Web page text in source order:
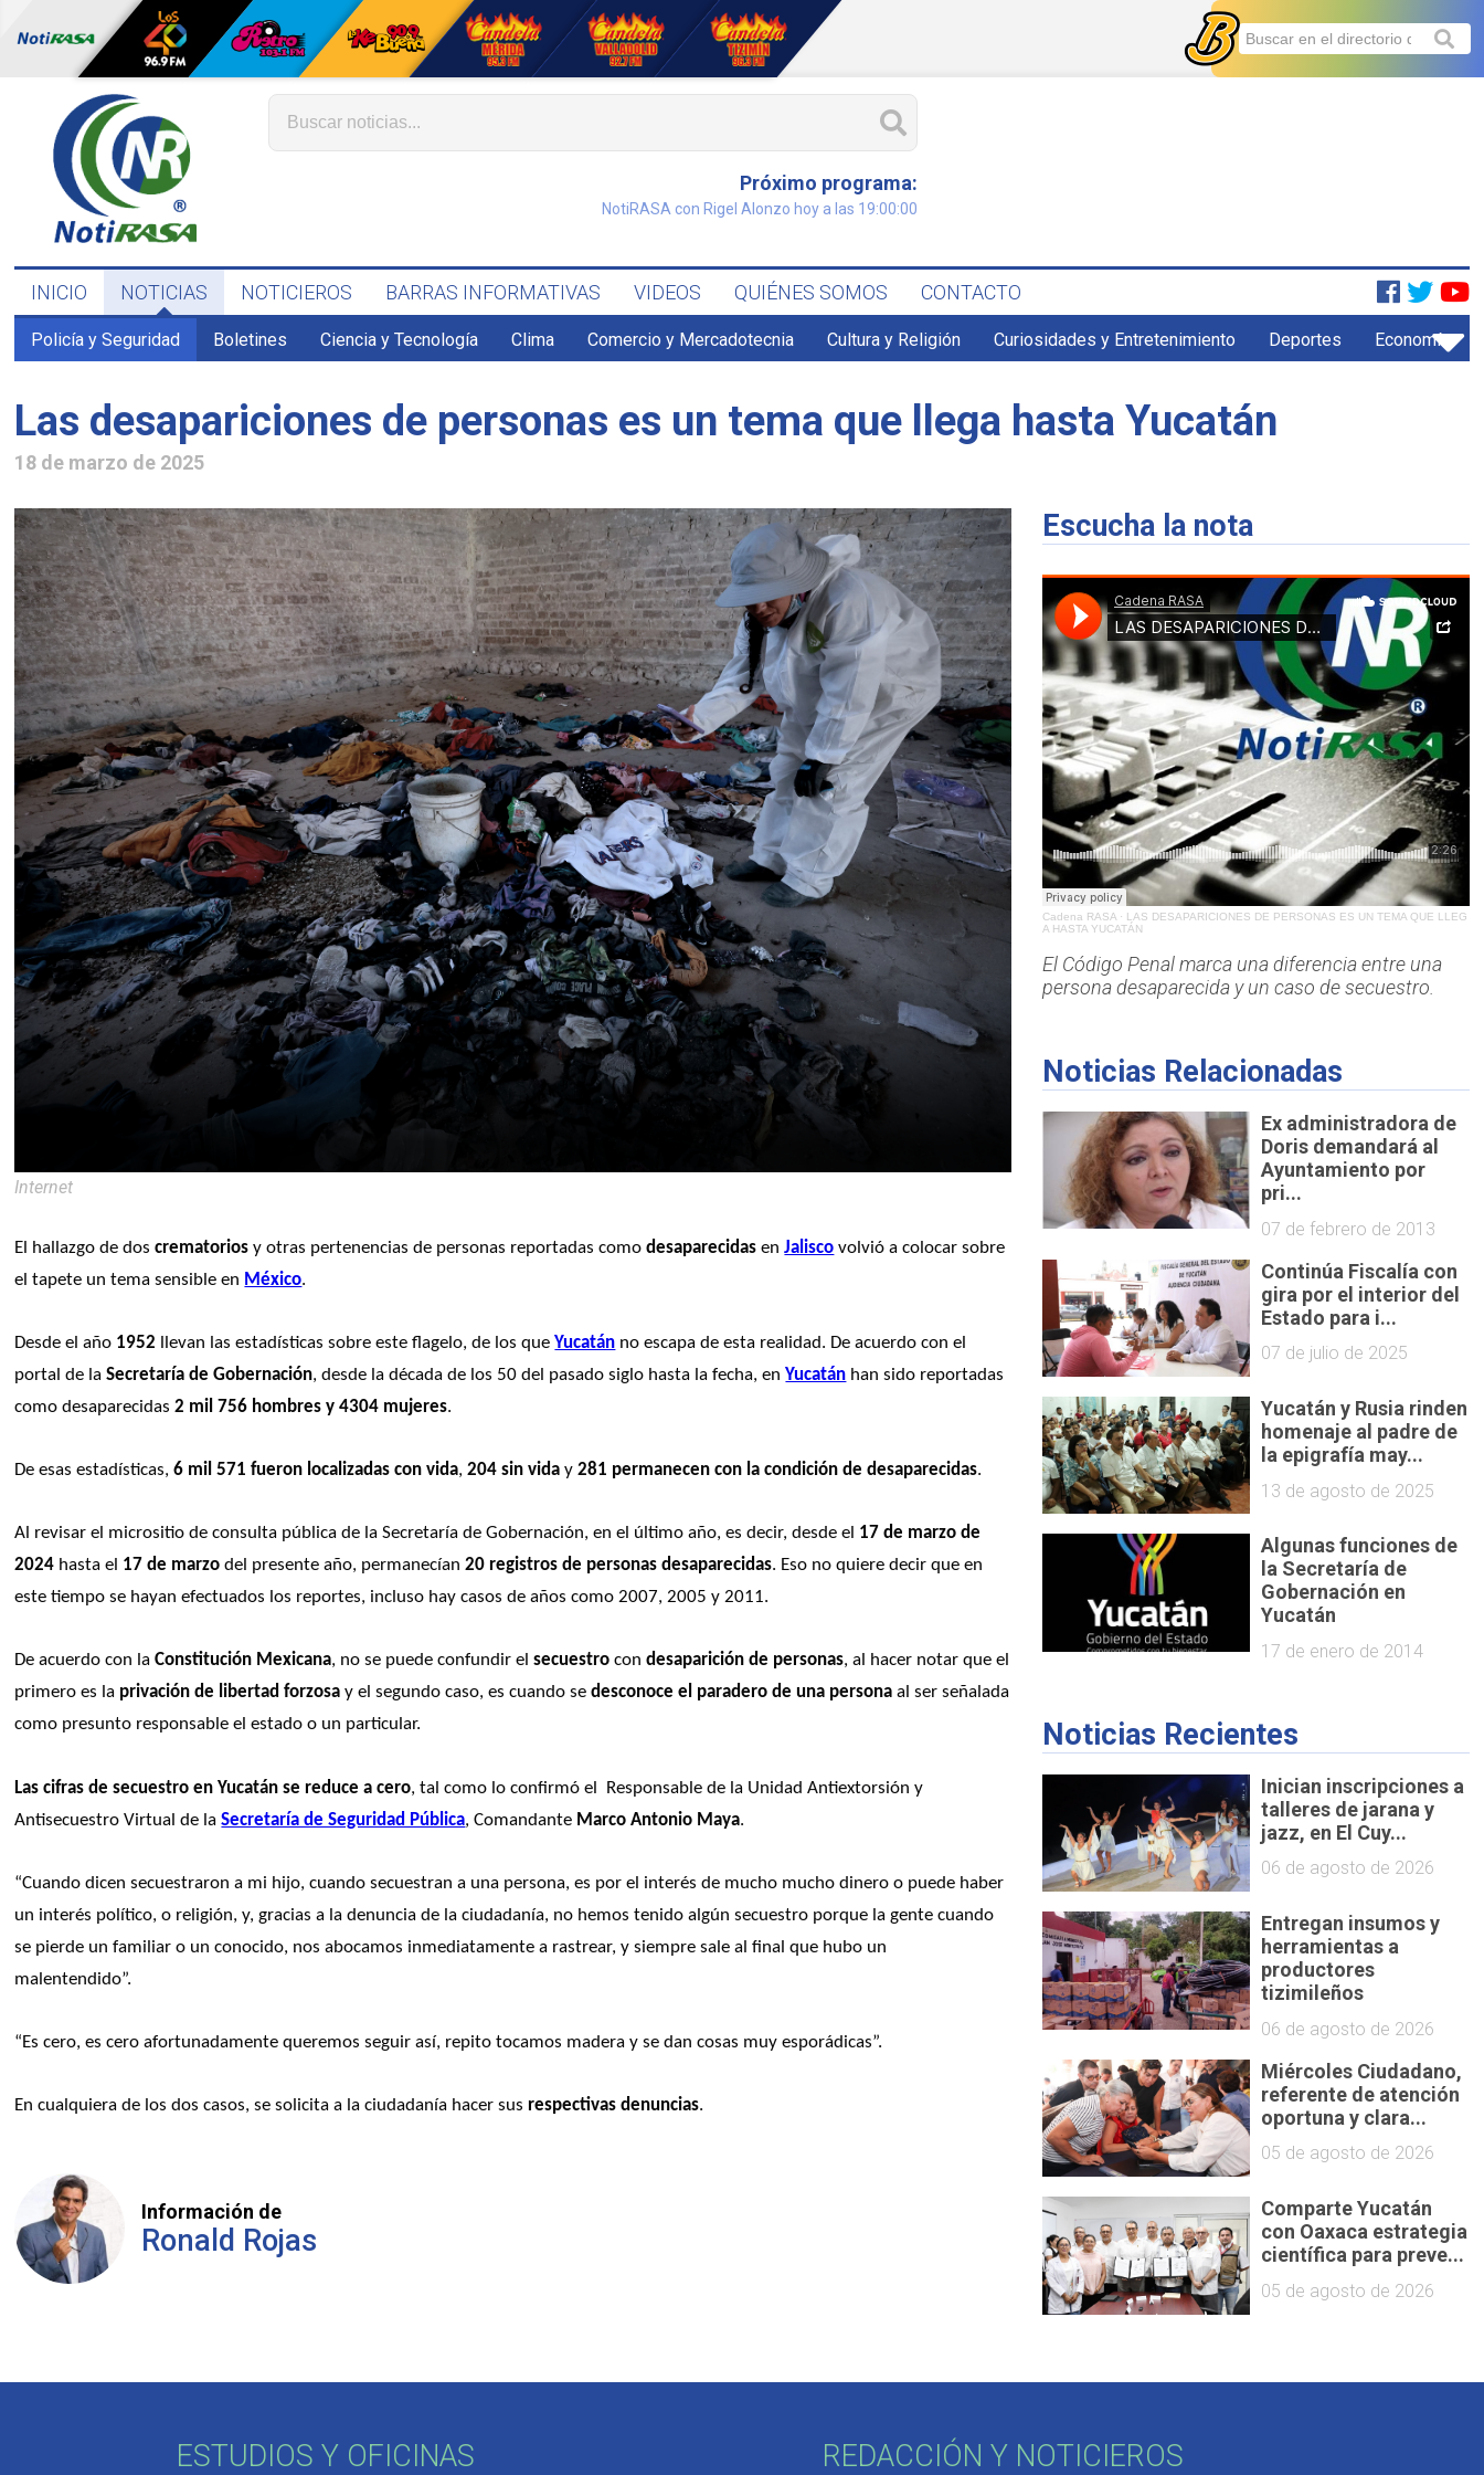
Próximo programa:
NotiRASA con Rigel Alonzo hoy a las 19:00:00
INICIO NOTICIAS NOTICIEROS BARRAS INFORMATIVAS VIDEOS QUIÉNES SOMOS CONTACTO
Policía y Seguridad Boletines Ciencia y Tecnología Clima Comercio y Mercadotecnia Cultura y Religión Curiosidades y Entretenimiento Deportes Economía
Las desapariciones de personas es un tema que llega hasta Yucatán
18 de marzo de 2025
Internet
El hallazgo de dos crematorios y otras pertenencias de personas reportadas como desaparecidas en Jalisco volvió a colocar sobre
el tapete un tema sensible en México.
Desde el año 1952 llevan las estadísticas sobre este flagelo, de los que Yucatán no escapa de esta realidad. De acuerdo con el
portal de la Secretaría de Gobernación, desde la década de los 50 del pasado siglo hasta la fecha, en Yucatán han sido reportadas
como desaparecidas 2 mil 756 hombres y 4304 mujeres.
De esas estadísticas, 6 mil 571 fueron localizadas con vida, 204 sin vida y 281 permanecen con la condición de desaparecidas.
Al revisar el micrositio de consulta pública de la Secretaría de Gobernación, en el último año, es decir, desde el 17 de marzo de
2024 hasta el 17 de marzo del presente año, permanecían 20 registros de personas desaparecidas. Eso no quiere decir que en
este tiempo se hayan efectuados los reportes, incluso hay casos de años como 2007, 2005 y 2011.
De acuerdo con la Constitución Mexicana, no se puede confundir el secuestro con desaparición de personas, al hacer notar que el
primero es la privación de libertad forzosa y el segundo caso, es cuando se desconoce el paradero de una persona al ser señalada
como presunto responsable el estado o un particular.
Las cifras de secuestro en Yucatán se reduce a cero, tal como lo confirmó el  Responsable de la Unidad Antiextorsión y
Antisecuestro Virtual de la Secretaría de Seguridad Pública, Comandante Marco Antonio Maya.
“Cuando dicen secuestraron a mi hijo, cuando secuestran a una persona, es por el interés de mucho mucho dinero o puede haber
un interés político, o religión, y, gracias a la denuncia de la ciudadanía, no hemos tenido algún secuestro porque la gente cuando
se pierde un familiar o un conocido, nos abocamos inmediatamente a rastrear, y siempre sale al final que hubo un
malentendido”.
“Es cero, es cero afortunadamente queremos seguir así, repito tocamos madera y se dan cosas muy esporádicas”.
En cualquiera de los dos casos, se solicita a la ciudadanía hacer sus respectivas denuncias.
Información de
Ronald Rojas
Escucha la nota
Cadena RASA· LAS DESAPARICIONES DE PERSONAS ES UN TEMA QUE LLEG
A HASTA YUCATÁN
El Código Penal marca una diferencia entre una
persona desaparecida y un caso de secuestro.
Noticias Relacionadas
Ex administradora de
Doris demandará al
Ayuntamiento por
pri...
07 de febrero de 2013
Continúa Fiscalía con
gira por el interior del
Estado para i...
07 de julio de 2025
Yucatán y Rusia rinden
homenaje al padre de
la epigrafía may...
13 de agosto de 2025
Algunas funciones de
la Secretaría de
Gobernación en
Yucatán
17 de enero de 2014
Noticias Recientes
Inician inscripciones a
talleres de jarana y
jazz, en El Cuy...
06 de agosto de 2026
Entregan insumos y
herramientas a
productores
tizimileños
06 de agosto de 2026
Miércoles Ciudadano,
referente de atención
oportuna y clara...
05 de agosto de 2026
Comparte Yucatán
con Oaxaca estrategia
científica para preve...
05 de agosto de 2026
ESTUDIOS Y OFICINAS REDACCIÓN Y NOTICIEROS